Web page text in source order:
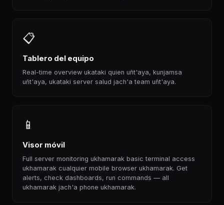
📋
Tablero del equipo
Real-time overview ukataki quien uñt'aya, kunjamsa
uñt'aya, ukataki server salud jach'a team uñt'aya.
📱
Visor móvil
Full server monitoring ukhamarak basic terminal access
ukhamarak cualquier mobile browser ukhamarak. Get
alerts, check dashboards, run commands — all
ukhamarak jach'a phone ukhamarak.